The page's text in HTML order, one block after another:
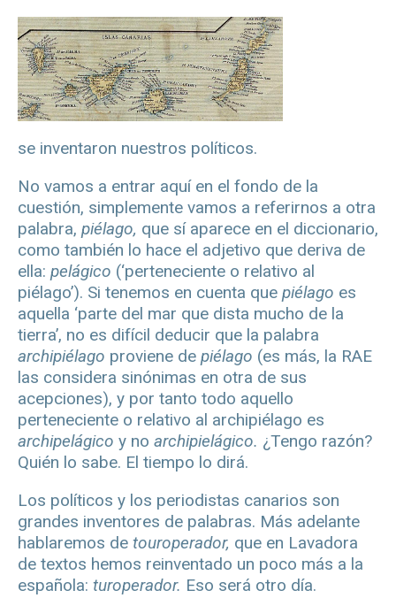
se inventaron nuestros políticos.
No vamos a entrar aquí en el fondo de la
cuestión, simplemente vamos a referirnos a otra
palabra, piélago, que sí aparece en el diccionario,
como también lo hace el adjetivo que deriva de
ella: pelágico (‘perteneciente o relativo al
piélago’). Si tenemos en cuenta que piélago es
aquella ‘parte del mar que dista mucho de la
tierra’, no es difícil deducir que la palabra
archipiélago proviene de piélago (es más, la RAE
las considera sinónimas en otra de sus
acepciones), y por tanto todo aquello
perteneciente o relativo al archipiélago es
archipelágico y no archipielágico. ¿Tengo razón?
Quién lo sabe. El tiempo lo dirá.
Los políticos y los periodistas canarios son
grandes inventores de palabras. Más adelante
hablaremos de touroperador, que en Lavadora
de textos hemos reinventado un poco más a la
española: turoperador. Eso será otro día.